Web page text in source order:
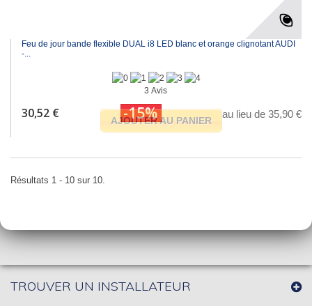
Feu de jour bande flexible DUAL i8 LED blanc et orange clignotant AUDI
-...
3 Avis
30,52 € au lieu de 35,90 €
-15%
AJOUTER AU PANIER
Résultats 1 - 10 sur 10.
TROUVER UN INSTALLATEUR